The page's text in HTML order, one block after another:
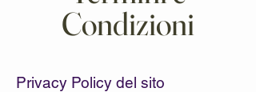
Condizioni
Privacy Policy del sito